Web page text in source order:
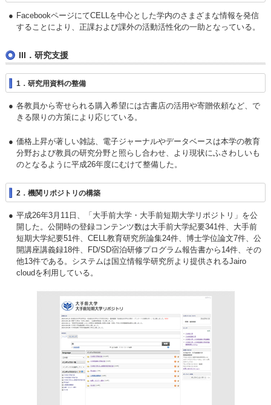
FacebookページにてCELLを中心とした学内のさまざまな情報を発信
することにより、正課および課外の活動活性化の一助となっている。
III．研究支援
1．研究用資料の整備
各教員から寄せられる購入希望には古書店の活用や寄贈依頼など、で
きる限りの方策により応じている。
価格上昇が著しい雑誌、電子ジャーナルやデータベースは本学の教育
分野および教員の研究分野と照らし合わせ、より現状にふさわしいも
のとなるように平成26年度にむけて整備した。
2．機関リポジトリの構築
平成26年3月11日、「大手前大学・大手前短期大学リポジトリ」を公
開した。公開時の登録コンテンツ数は大手前大学紀要341件、大手前
短期大学紀要51件、CELL教育研究所論集24件、博士学位論文7件、公
開講座講義録18件、FD/SD宿泊研修プログラム報告書から14件、その
他13件である。システムは国立情報学研究所より提供されるJairo
cloudを利用している。